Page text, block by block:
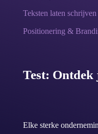
Teksten laten schrijven
Positionering &
Test:
Elke sterke